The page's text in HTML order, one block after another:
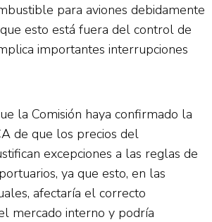
para aviones debidamente
esto está fuera del control de
importantes interrupciones
la Comisión haya confirmado la
de que los precios del
excepciones a las reglas de
ya que esto, en las
afectaría el correcto
mercado interno y podría